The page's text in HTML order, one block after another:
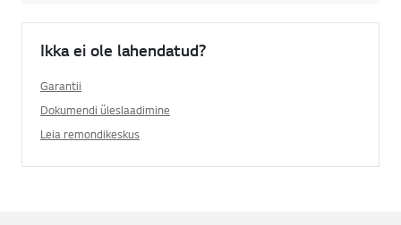
Ikka ei ole lahendatud?
Garantii
Dokumendi üleslaadimine
Leia remondikeskus